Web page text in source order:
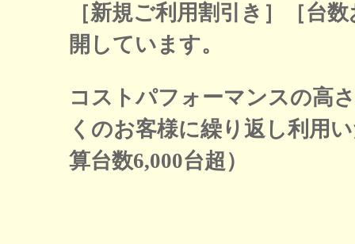
［新規ご利用割引き］［台
開しています。
コストパフォーマンスの高
くのお客様に繰り返し利用
算台数6,000台超）